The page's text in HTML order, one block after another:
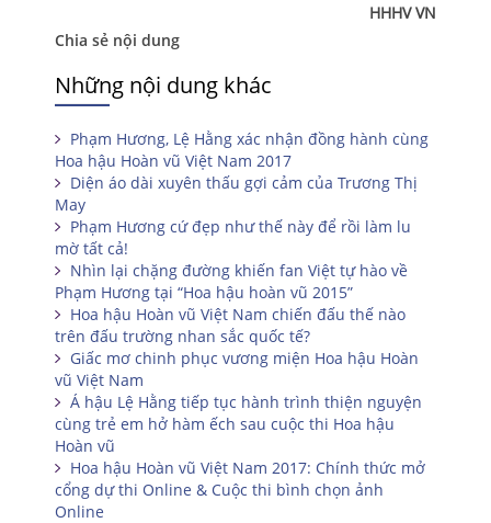
HHHV VN
Chia sẻ nội dung
Những nội dung khác
Phạm Hương, Lệ Hằng xác nhận đồng hành cùng
Hoa hậu Hoàn vũ Việt Nam 2017
Diện áo dài xuyên thấu gợi cảm của Trương Thị
May
Phạm Hương cứ đẹp như thế này để rồi làm lu
mờ tất cả!
Nhìn lại chặng đường khiến fan Việt tự hào về
Phạm Hương tại “Hoa hậu hoàn vũ 2015”
Hoa hậu Hoàn vũ Việt Nam chiến đấu thế nào
trên đấu trường nhan sắc quốc tế?
Giấc mơ chinh phục vương miện Hoa hậu Hoàn
vũ Việt Nam
Á hậu Lệ Hằng tiếp tục hành trình thiện nguyện
cùng trẻ em hở hàm ếch sau cuộc thi Hoa hậu
Hoàn vũ
Hoa hậu Hoàn vũ Việt Nam 2017: Chính thức mở
cổng dự thi Online & Cuộc thi bình chọn ảnh
Online